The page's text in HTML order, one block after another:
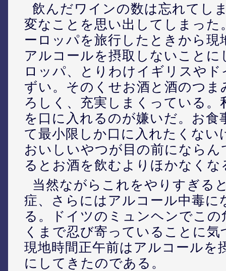
飲んだワインの数は忘れてし
変なことを思い出してしまった
ーロッパを旅行したときから現
アルコールを摂取しないことに
ロッパ、とりわけイギリスや
ずい。そのくせお酒と酒のつま
ろしく、充実しまくっている。
を口に入れるのが嫌いだ。お食
て最小限しか口に入れたくない
おいしいやつが目の前になら
るとお酒を飲むよりほかなくな
当然ながらこれをやりすぎる
症、さらにはアルコール中毒に
る。ドイツのミュンヘンでこの
くまで忍び寄っていることに
現地時間正午前はアルコールを
にしてきたのである。